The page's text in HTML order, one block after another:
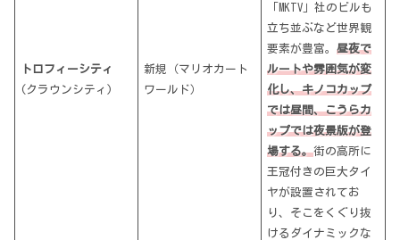
トロフィーシティ
(クラウンシティ)
新規（マリオカート
ワールド）
「MKTV」社のビルも
立ち並ぶなど世界観
要素が豊富。昼夜で
ルートや雰囲気が変
化し、キノコカップ
では昼間、こうらカ
ップでは夜景版が登
場する。街の高所に
王冠付きの巨大タイ
ヤが設置されてお
り、そこをくぐり抜
けるダイナミックな